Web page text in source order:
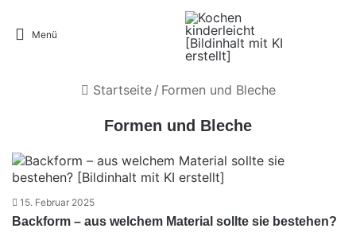
Menü
Startseite / Formen und Bleche
Formen und Bleche
15. Februar 2025
Backform – aus welchem Material sollte sie bestehen?